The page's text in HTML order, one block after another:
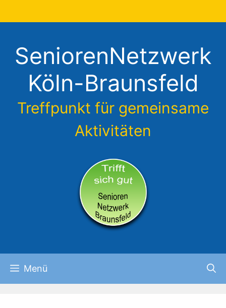
SeniorenNetzwerk
Köln-Braunsfeld
Treffpunkt für gemeinsame
Aktivitäten
Menü